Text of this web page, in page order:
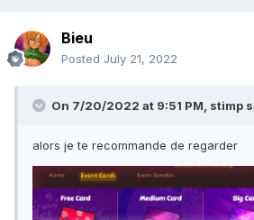
Bieu
Posted July 21, 2022
On 7/20/2022 at 9:51 PM, stimp
alors je te recommande de regarder